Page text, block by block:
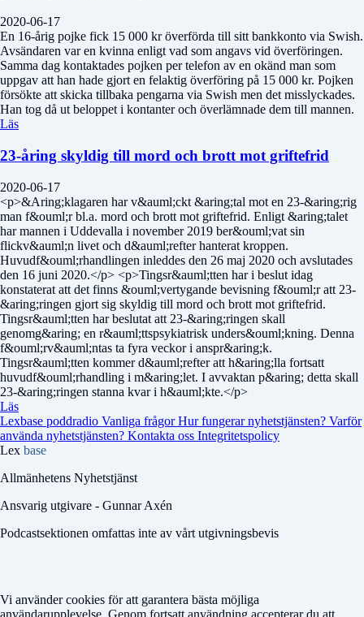
2020-06-17
En 16-årig pojke fick 15 000 kr överförda till sitt bankkonto via Swish.
Avsändaren var en kvinna enligt vad som angavs vid överföringen.
Samma dag kontaktades pojken per telefon av en okänd man som
uppgav att han hade gjort en felaktig överföring på 15 000 kr. Pojken
försökte att skicka tillbaka pengarna via Swish men det misslyckades.
Han tog då ut beloppet i kontanter och överlämnade dem till mannen.
Läs
23-åring skyldig till mord och brott mot griftefrid
2020-06-17
<p>&Aring;klagaren har v&auml;ckt &aring;tal mot en 23-&aring;rig
man f&ouml;r bl.a. mord och brott mot griftefrid. Enligt &aring;talet
har mannen i Uddevalla i november 2019 ber&ouml;vat sin
flickv&auml;n livet och d&auml;refter hanterat kroppen.
Huvudf&ouml;rhandlingen inleddes den 26 maj 2020 och avslutades
den 16 juni 2020.</p> <p>Tingsr&auml;tten har i beslut idag
konstaterat att det finns &ouml;vertygande bevisning f&ouml;r att 23-
&aring;ringen gjort sig skyldig till mord och brott mot griftefrid.
Tingsr&auml;tten har beslutat att 23-&aring;ringen skall
genomg&aring; en r&auml;ttspsykiatrisk unders&ouml;kning. Denna
f&ouml;rv&auml;ntas ta fyra veckor i anspr&aring;k.
Tingsr&auml;tten kommer d&auml;refter att h&aring;lla fortsatt
huvudf&ouml;rhandling i m&aring;let. I avvaktan p&aring; detta skall
23-&aring;ringen stanna kvar i h&auml;kte.</p>
Läs
Lexbase poddradio Vanliga frågorHur fungerar nyhetstjänsten? Varför
använda nyhetstjänsten? Kontakta oss Integritetspolicy
Lex base
Allmänhetens Nyhetstjänst
Ansvarig utgivare - Gunnar Axén
Podcastsektionen omfattas inte av vårt utgivningsbevis
Vi använder cookies för att garantera bästa möjliga
användarupplevelse. Genom fortsatt användning accepterar du att